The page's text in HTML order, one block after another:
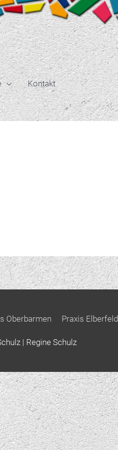
Kontakt
Oberbarmen Praxis Elberfeld
| Regine Schulz